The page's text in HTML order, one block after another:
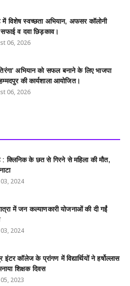
विशेष स्वच्छता अभियान, अफसर कॉलोनी
सफाई व दवा छिड़काव।
06, 2026
अभियान को सफल बनाने के लिए भाजपा
की कार्यशाला आयोजित।
06, 2026
क्लिनिक के छत से गिरने से महिला की मौत,
03, 2024
में जन कल्याणकारी योजनाओं की दी गईं
03, 2024
इंटर कॉलेज के प्रांगण में विद्यार्थियों ने हर्षोल्लास
शिक्षक दिवस
05, 2023